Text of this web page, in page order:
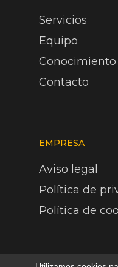
Servicios
Equipo
Conocimiento
Contacto
EMPRESA
Aviso legal
Política de
Política de